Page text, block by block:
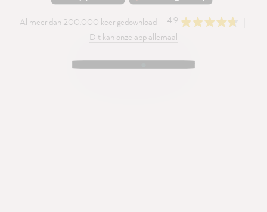
Al meer dan 200.000 keer gedownload
4.9
Dit kan onze app allemaal